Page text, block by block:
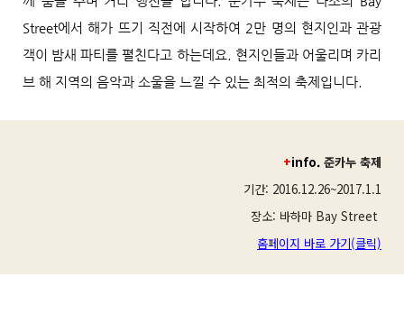
Street에서 해가 뜨기 직전에 시작하여 2만 명의 현지인과 관광
객이 밤새 파티를 펼친다고 하는데요. 현지인들과 어울리며 카리
브 해 지역의 음악과 소울을 느낄 수 있는 최적의 축제입니다.
+info. 준카누 축제
기간: 2016.12.26~2017.1.1
장소: 바하마 Bay Street
홈페이지 바로 가기(클릭)